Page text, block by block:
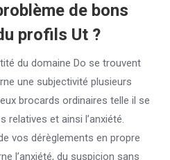
de bons
profils Ut ?
du domaine Do se trouvent
une subjectivité plusieurs
brocards ordinaires telle il se
relatives et ainsi l’anxiété.
vos dérèglements en propre
l’anxiété, du suspicion sans